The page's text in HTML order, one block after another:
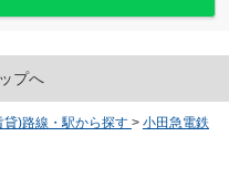
プへ
貸)路線・駅から探す > 小田急電鉄